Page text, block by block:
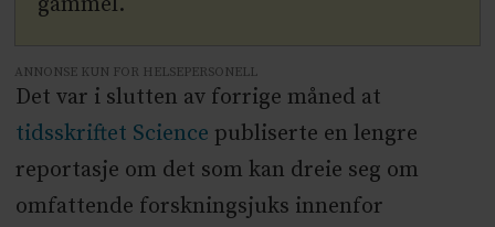
ANNONSE KUN FOR HELSEPERSONELL
Det var i slutten av forrige måned at
tidsskriftet Science publiserte en lengre
reportasje om det som kan dreie seg om
omfattende forskningsjuks innenfor